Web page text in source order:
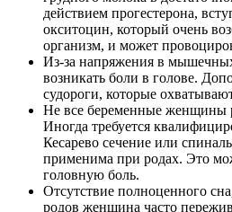
действием прогестерона,
окситоцин, который очень
организм, и может
Из-за напряжения в
возникать боли в голове.
судороги, которые
Не все беременные женщины
Иногда требуется
Кесарево сечение или
применима при родах. Это
головную боль.
Отсутствие полноценного
родов женщина часто